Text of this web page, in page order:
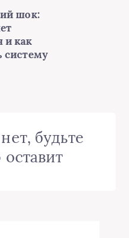
шок:
и как
систему
будьте